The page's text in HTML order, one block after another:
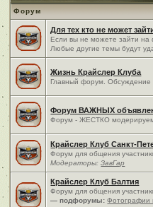
Форум
Для тех кто не может
Если вы не можете зайти на
Любые другие темы будут
Жизнь Крайслер Клуба
Главный форум. Обсуждение
Форум ВАЖНЫХ
Форум - ЖЕСТКО
Крайслер Клуб Санкт-
Форум для общения
Модераторы:ЗавГар
Крайслер Клуб Балтия
Форум для общения
— подфорумы: Фотографии